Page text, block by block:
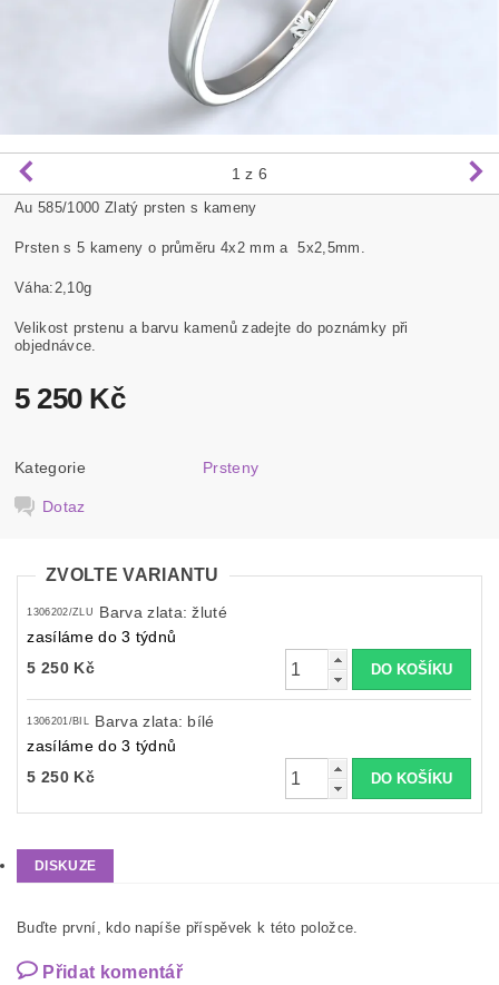
1 z 6
Au 585/1000 Zlatý prsten s kameny
Prsten s 5 kameny o průměru 4x2 mm a 5x2,5mm.
Váha:2,10g
Velikost prstenu a barvu kamenů zadejte do poznámky při
objednávce.
5 250 Kč
Kategorie Prsteny
Dotaz
ZVOLTE VARIANTU
1306202/ZLU
Barva zlata: žluté
zasíláme do 3 týdnů
5 250 Kč
1306201/BIL
Barva zlata: bílé
zasíláme do 3 týdnů
5 250 Kč
DISKUZE
Buďte první, kdo napíše příspěvek k této položce.
Přidat komentář